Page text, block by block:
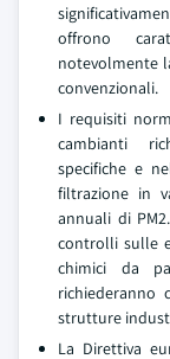
offrono
notevolmente
convenzionali.
I requisiti
cambianti
specifiche e
filtrazione in
annuali di
controlli sulle
chimici da
richiederanno
strutture
La Direttiva